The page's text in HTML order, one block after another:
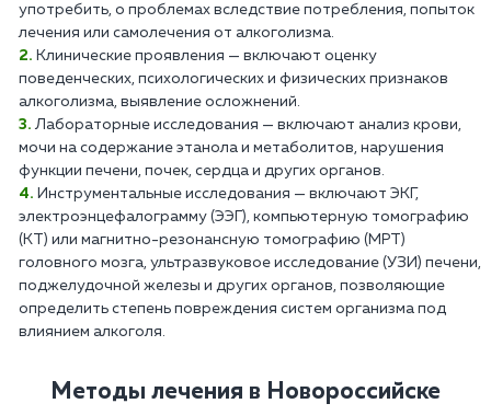
употребить, о проблемах вследствие потребления, попыток
лечения или самолечения от алкоголизма.
Клинические проявления — включают оценку
поведенческих, психологических и физических признаков
алкоголизма, выявление осложнений.
Лабораторные исследования — включают анализ крови,
мочи на содержание этанола и метаболитов, нарушения
функции печени, почек, сердца и других органов.
Инструментальные исследования — включают ЭКГ,
электроэнцефалограмму (ЭЭГ), компьютерную томографию
(КТ) или магнитно-резонансную томографию (МРТ)
головного мозга, ультразвуковое исследование (УЗИ) печени,
поджелудочной железы и других органов, позволяющие
определить степень повреждения систем организма под
влиянием алкоголя.
Методы лечения в Новороссийске